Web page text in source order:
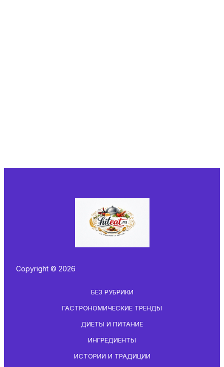
Copyright © 2026
БЕЗ РУБРИКИ
ГАСТРОНОМИЧЕСКИЕ ТРЕНДЫ
ДИЕТЫ И ПИТАНИЕ
ИНГРЕДИЕНТЫ
ИСТОРИИ И ТРАДИЦИИ